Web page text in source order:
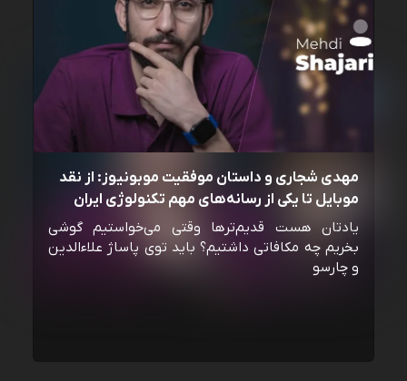
مهدی شجاری و داستان موفقیت موبونیوز: از نقد
موبایل تا یکی از رسانه‌‌های مهم تکنولوژی ایران
یادتان هست قدیم‌ترها وقتی می‌خواستیم گوشی
بخریم چه مکافاتی داشتیم؟ باید توی پاساژ علاءالدین
و چارسو